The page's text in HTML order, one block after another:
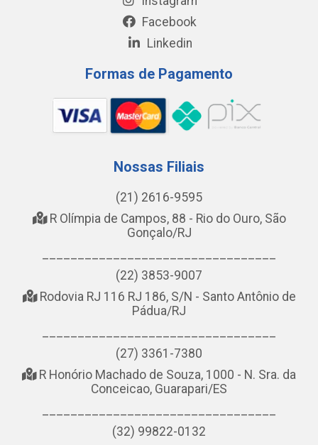
Facebook
Linkedin
Formas de Pagamento
Nossas Filiais
(21) 2616-9595
R Olímpia de Campos, 88 - Rio do Ouro, São
Gonçalo/RJ
(22) 3853-9007
Rodovia RJ 116 RJ 186, S/N - Santo Antônio de
Pádua/RJ
(27) 3361-7380
R Honório Machado de Souza, 1000 - N. Sra. da
Conceicao, Guarapari/ES
(32) 99822-0132